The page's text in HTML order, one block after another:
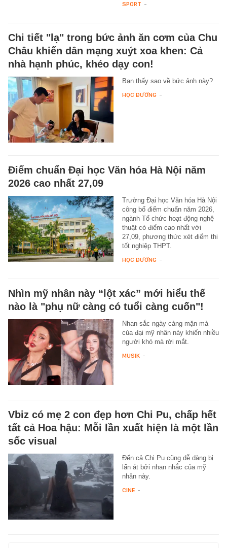
SPORT -
Chi tiết "lạ" trong bức ảnh ăn cơm của Chu
Châu khiến dân mạng xuýt xoa khen: Cả
nhà hạnh phúc, khéo dạy con!
Bạn thấy sao về bức ảnh này?
HỌC ĐƯỜNG -
Điểm chuẩn Đại học Văn hóa Hà Nội năm
2026 cao nhất 27,09
Trường Đại học Văn hóa Hà Nội
công bố điểm chuẩn năm 2026,
ngành Tổ chức hoạt động nghệ
thuật có điểm cao nhất với
27,09, phương thức xét điểm thi
tốt nghiệp THPT.
HỌC ĐƯỜNG -
Nhìn mỹ nhân này “lột xác” mới hiểu thế
nào là "phụ nữ càng có tuổi càng cuốn"!
Nhan sắc ngày càng mặn mà
của đại mỹ nhân này khiến nhiều
người khó mà rời mắt.
MUSIK -
Vbiz có mẹ 2 con đẹp hơn Chi Pu, chấp hết
tất cả Hoa hậu: Mỗi lần xuất hiện là một lần
sốc visual
Đến cả Chi Pu cũng dễ dàng bị
lấn át bởi nhan nhắc của mỹ
nhân này.
CINE -